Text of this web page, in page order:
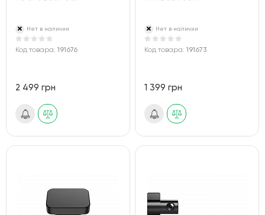
Нет в наличии
Код товара: 191676
2 499 грн
Нет в наличии
Код товара:191673
1 399 грн